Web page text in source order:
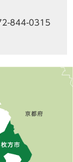
844-0315